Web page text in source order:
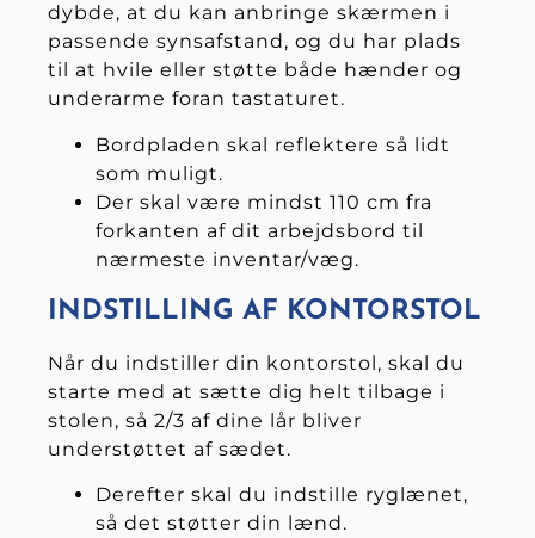
dybde, at du kan anbringe skærmen i
passende synsafstand, og du har plads
til at hvile eller støtte både hænder og
underarme foran tastaturet.
Bordpladen skal reflektere så lidt
som muligt.
Der skal være mindst 110 cm fra
forkanten af dit arbejdsbord til
nærmeste inventar/væg.
INDSTILLING AF KONTORSTOL
Når du indstiller din kontorstol, skal du
starte med at sætte dig helt tilbage i
stolen, så 2/3 af dine lår bliver
understøttet af sædet.
Derefter skal du indstille ryglænet,
så det støtter din lænd.